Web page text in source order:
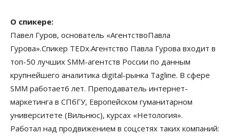
О спикере:
Павел Гуров, основатель «АгентствоПавла
Гурова».Спикер TEDx.Агентство Павла Гурова входит в
топ-50 лучших SMM-агентств России по данным
крупнейшего аналитика digital-рынка Tagline. В сфере
SMM работает6 лет. Преподаватель интернет-
маркетинга в СПбГУ, Европейском гуманитарном
университете (Вильнюс), курсах «Нетология».
Работал над продвижением в соцсетях таких компаний: